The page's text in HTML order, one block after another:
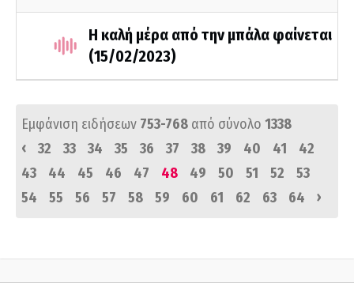
Η καλή μέρα από την μπάλα φαίνεται
(15/02/2023)
Εμφάνιση ειδήσεων 753-768 από σύνολο 1338
‹
32 33 34 35 36 37 38 39 40 41
42
43
44 45 46 47 48 49 50 51 52
53
54
55 56 57 58 59 60 61 62 63 64 ›